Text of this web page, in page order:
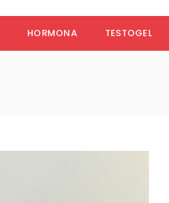
HORMONA TESTOGEL